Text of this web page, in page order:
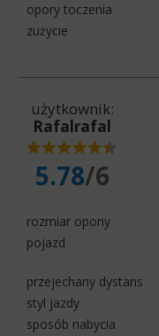
opory toczenia
zużycie
użytkownik:
Rafalrafal
5.78/6
rozmiar opony
pojazd
przejechany dystans
styl jazdy
sposób nabycia